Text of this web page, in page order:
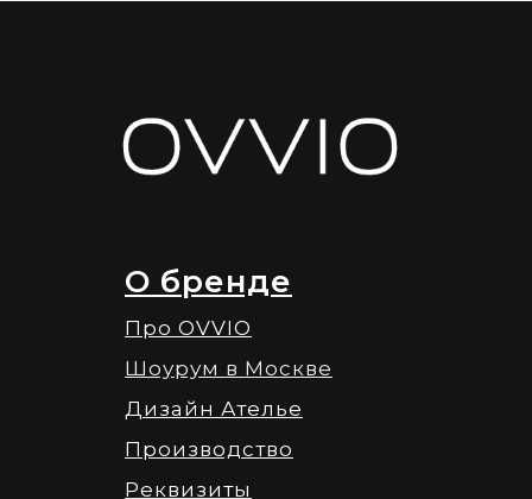
Про OVVIO
Шоурум в Москве
Дизайн Ателье
Производство
Реквизиты
О бренде